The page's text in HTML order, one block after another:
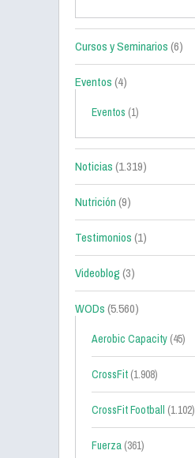
Cursos y Seminarios(6)
Eventos(4)
Eventos (1)
Noticias(1.319)
Nutrición(9)
Testimonios(1)
Videoblog(3)
WODs(5.560)
Aerobic Capacity (45)
CrossFit (1.908)
CrossFit Football (1.102)
Fuerza (361)